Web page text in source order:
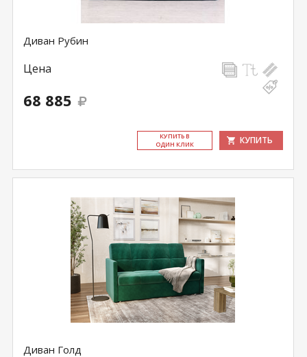
Диван Рубин
Цена
68 885
КУ­ПИТЬ В
ОДИН КЛИК
КУПИТЬ
Диван Голд